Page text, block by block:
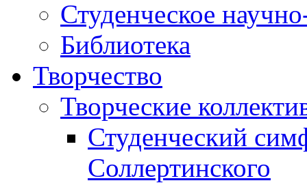
Студенческое
Библиотека
Творчество
Творческие
Студенческий
Соллертинского